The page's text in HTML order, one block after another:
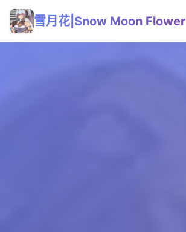
雪月花|Snow Moon Flower